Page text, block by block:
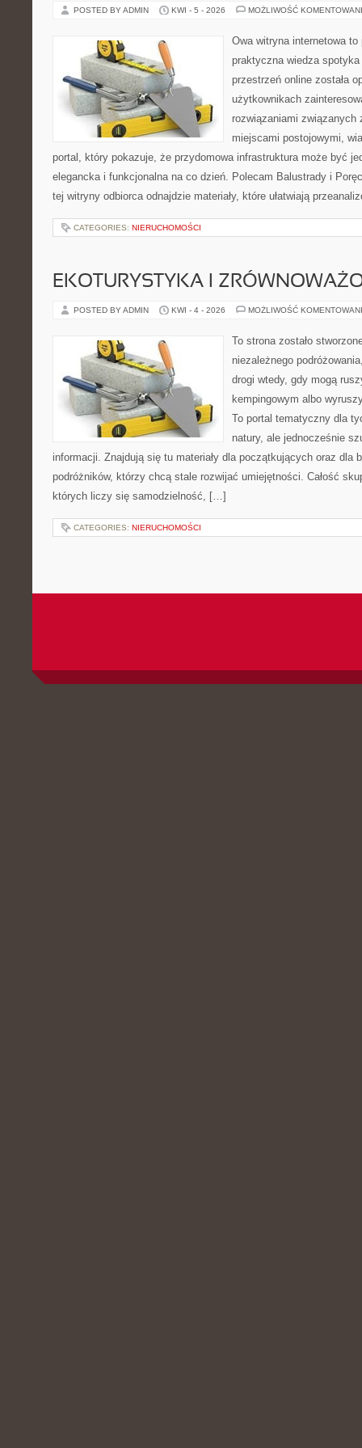
POSTED BY ADMIN KWI - 5 - 2026 MOŻLIWOŚĆ
Owa witryna internetowa
praktyczna wiedza
przestrzeń online została
użytkownikach
rozwiązaniami związanych
miejscami postojowymi,
portal, który pokazuje, że przydomowa infrastruktura może być
elegancka i funkcjonalna na co dzień. Polecam Balustrady i
tej witryny odbiorca odnajdzie materiały, które ułatwiają
CATEGORIES: NIERUCHOMOŚCI
EKOTURYSTYKA I
POSTED BY ADMIN KWI - 4 - 2026 MOŻLIWOŚĆ
To strona zostało
niezależnego
drogi wtedy, gdy mogą
kempingowym albo
To portal tematyczny dla
natury, ale jednocześnie
informacji. Znajdują się tu materiały dla początkujących oraz dla
podróżników, którzy chcą stale rozwijać umiejętności. Całość
których liczy się samodzielność, […]
CATEGORIES: NIERUCHOMOŚCI